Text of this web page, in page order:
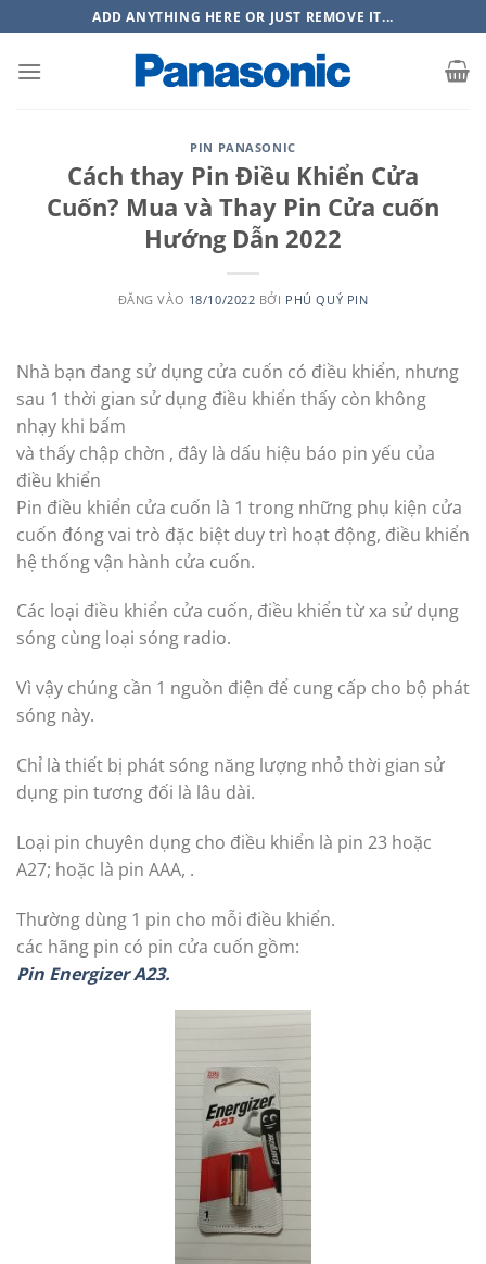
qua
nội
ADD ANYTHING HERE OR JUST REMOVE IT...
PIN PANASONIC
Cách thay Pin Điều Khiển Cửa
Cuốn? Mua và Thay Pin Cửa cuốn
Hướng Dẫn 2022
ĐĂNG VÀO 18/10/2022 BỞI PHÚ QUÝ PIN
Nhà bạn đang sử dụng cửa cuốn có điều khiển, nhưng
sau 1 thời gian sử dụng điều khiển thấy còn không
nhạy khi bấm
và thấy chập chờn , đây là dấu hiệu báo pin yếu của
điều khiển
Pin điều khiển cửa cuốn là 1 trong những phụ kiện cửa
cuốn đóng vai trò đặc biệt duy trì hoạt động, điều khiển
hệ thống vận hành cửa cuốn.
Các loại điều khiển cửa cuốn, điều khiển từ xa sử dụng
sóng cùng loại sóng radio.
Vì vậy chúng cần 1 nguồn điện để cung cấp cho bộ phát
sóng này.
Chỉ là thiết bị phát sóng năng lượng nhỏ thời gian sử
dụng pin tương đối là lâu dài.
Loại pin chuyên dụng cho điều khiển là pin 23 hoặc
A27; hoặc là pin AAA, .
Thường dùng 1 pin cho mỗi điều khiển.
các hãng pin có pin cửa cuốn gồm:
Pin Energizer A23.